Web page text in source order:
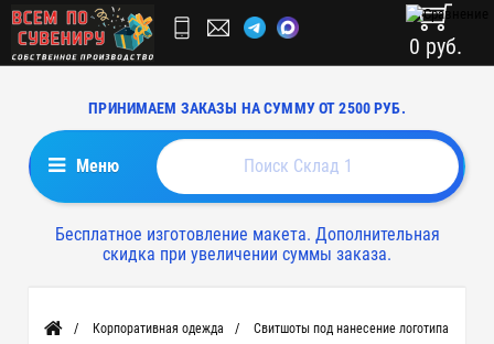
ПРИНИМАЕМ ЗАКАЗЫ НА СУММУ ОТ 2500 РУБ.
0 руб.
Меню
Бесплатное изготовление макета. Дополнительная
скидка при увеличении суммы заказа.
Главная Корпоративная одежда Свитшоты под нанесение логотипа